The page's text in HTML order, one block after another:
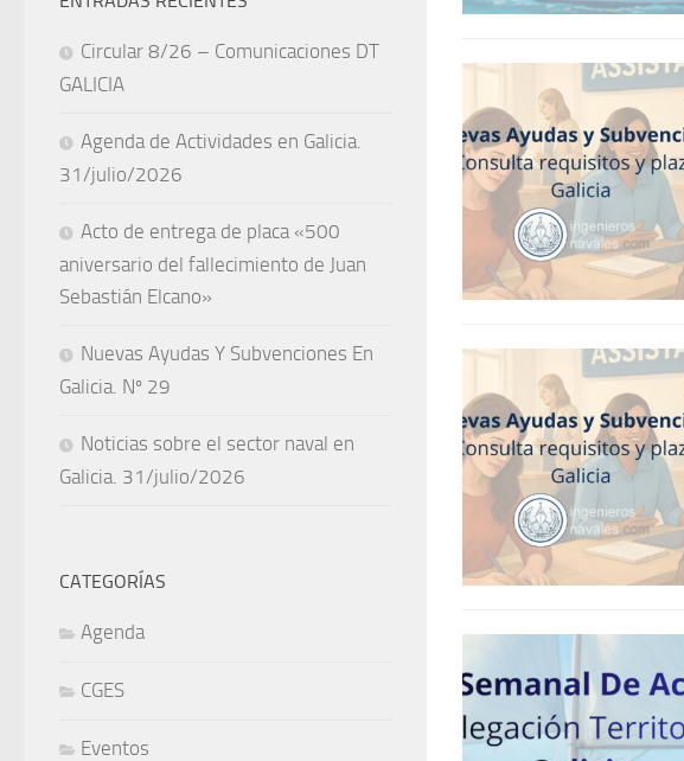
Circular 8/26 – Comunicaciones DT
GALICIA
Agenda de Actividades en Galicia.
31/julio/2026
Acto de entrega de placa «500
aniversario del fallecimiento de Juan
Sebastián Elcano»
Nuevas Ayudas Y Subvenciones En
Galicia. Nº 29
Noticias sobre el sector naval en
Galicia. 31/julio/2026
CATEGORÍAS
Agenda
CGES
Eventos